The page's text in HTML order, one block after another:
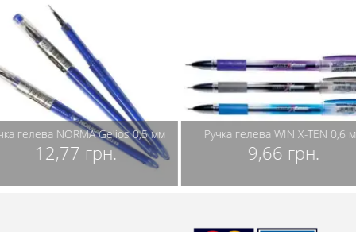
гелева NORMA Gelios 0,5 мм
12,77 грн.
Ручка гелева WIN X-TEN 0,6
9,66 грн.